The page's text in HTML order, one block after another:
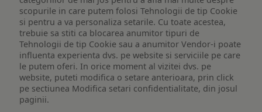
scopurile in care putem folosi Tehnologii de tip Cookie
si pentru a va personaliza setarile. Cu toate acestea,
trebuie sa stiti ca blocarea anumitor tipuri de
Tehnologii de tip Cookie sau a anumitor Vendor-i poate
influenta experienta dvs. pe website si serviciile pe care
le putem oferi. In orice moment al vizitei dvs. pe
website, puteti modifica o setare anterioara, prin click
pe sectiunea Modifica setari confidentialitate, din josul
paginii.